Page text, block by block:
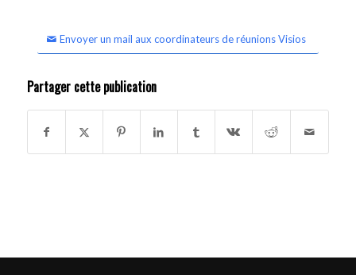
Envoyer un mail aux coordinateurs de réunions Visios
Partager cette publication